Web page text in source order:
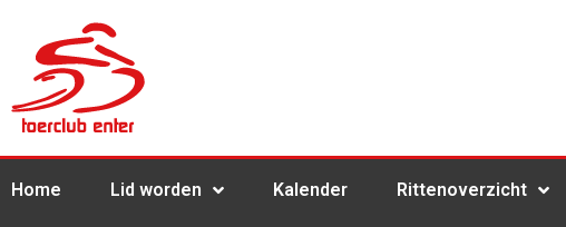
Home Lid worden Kalender Rittenoverzicht